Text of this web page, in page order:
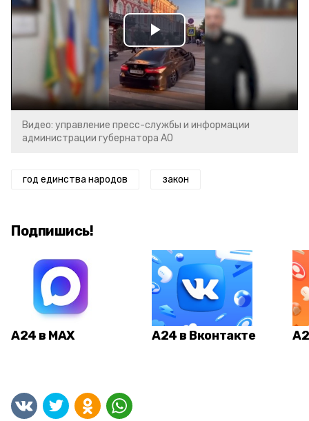
Play
Video
Видео: управление пресс-службы и информации
администрации губернатора АО
год единства народов закон
Подпишись!
А24 в MAX А24 в Вконтакте